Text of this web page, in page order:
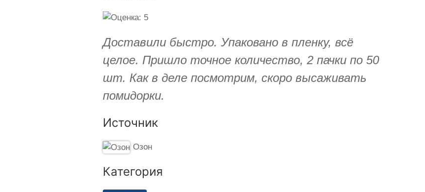
Доставили быстро. Упаковано в пленку, всё
целое. Пришло точное количество, 2 пачки по 50
шт. Как в деле посмотрим, скоро высаживать
помидорки.
Источник
Озон
Категория